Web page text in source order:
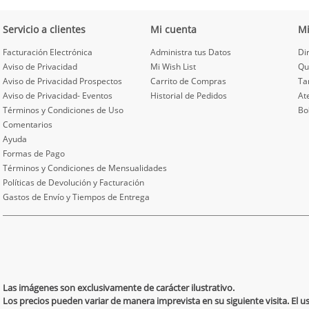
Servicio a clientes
Facturación Electrónica
Aviso de Privacidad
Aviso de Privacidad Prospectos
Aviso de Privacidad- Eventos
Términos y Condiciones de Uso
Comentarios
Ayuda
Formas de Pago
Términos y Condiciones de Mensualidades
Políticas de Devolución y Facturación
Gastos de Envío y Tiempos de Entrega
Mi cuenta
Administra tus Datos
Mi Wish List
Carrito de Compras
Historial de Pedidos
Las imágenes son exclusivamente de carácter ilustrativo.
Los precios pueden variar de manera imprevista en su siguiente visita.